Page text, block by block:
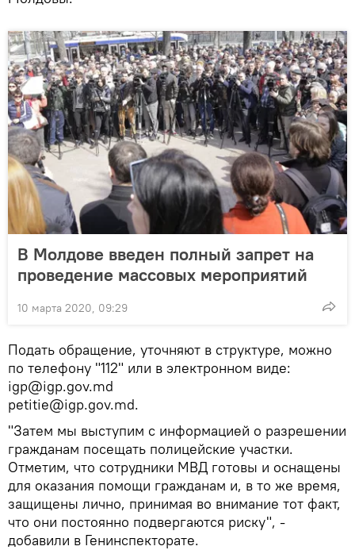
В Молдове введен полный запрет на
проведение массовых мероприятий
10 марта 2020, 09:29
Подать обращение, уточняют в структуре, можно
по телефону "112" или в электронном виде:
igp@igp.gov.md
petitie@igp.gov.md.
"Затем мы выступим с информацией о разрешении
гражданам посещать полицейские участки.
Отметим, что сотрудники МВД готовы и оснащены
для оказания помощи гражданам и, в то же время,
защищены лично, принимая во внимание тот факт,
что они постоянно подвергаются риску", -
добавили в Генинспекторате.